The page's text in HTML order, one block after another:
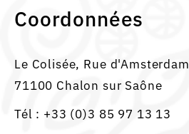
Coordonnées
Le Colisée, Rue d'Amsterdam
71100 Chalon sur Saône
Tél : +33 (0)3 85 97 13 13